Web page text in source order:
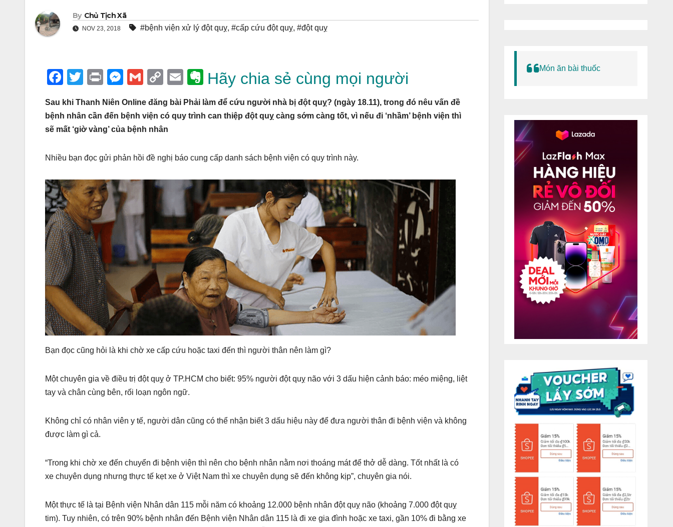
By Chủ Tịch Xã
NOV 23, 2018 #bệnh viện xử lý đột quỵ, #cấp cứu đột quỵ, #đột quỵ
F
c
e
o
k
T
tt
er
Pr
t
M
ss
e
g
G
ail
C
p
y
n
E
ail
E
er
e
Hãy chia sẻ cùng mọi người
Sau khi Thanh Niên Online đăng bài Phải làm để cứu người nhà bị đột quỵ? (ngày 18.11), trong đó nêu vấn đề
bệnh nhân cần đến bệnh viện có quy trình can thiệp đột quỵ càng sớm càng tốt, vì nếu đi ‘nhầm’ bệnh viện thì
sẽ mất ‘giờ vàng’ của bệnh nhân
Nhiều bạn đọc gửi phản hồi đề nghị báo cung cấp danh sách bệnh viện có quy trình này.
Bạn đọc cũng hỏi là khi chờ xe cấp cứu hoặc taxi đến thì người thân nên làm gì?
Một chuyên gia về điều trị đột quỵ ở TP.HCM cho biết: 95% người đột quỵ não với 3 dấu hiện cảnh báo: méo miệng, liệt
tay và chân cùng bên, rối loạn ngôn ngữ.
Không chỉ có nhân viên y tế, người dân cũng có thể nhận biết 3 dấu hiệu này để đưa người thân đi bệnh viện và không
được làm gì cả.
“Trong khi chờ xe đến chuyển đi bệnh viện thì nên cho bệnh nhân nằm nơi thoáng mát để thở dễ dàng. Tốt nhất là có
xe chuyên dụng nhưng thực tế kẹt xe ở Việt Nam thì xe chuyên dụng sẽ đến không kịp”, chuyên gia nói.
Một thực tế là tại Bệnh viện Nhân dân 115 mỗi năm có khoảng 12.000 bệnh nhân đột quỵ não (khoảng 7.000 đột quỵ
tim). Tuy nhiên, có trên 90% bệnh nhân đến Bệnh viện Nhân dân 115 là đi xe gia đình hoặc xe taxi, gần 10% đi bằng xe
Món ăn bài thuốc